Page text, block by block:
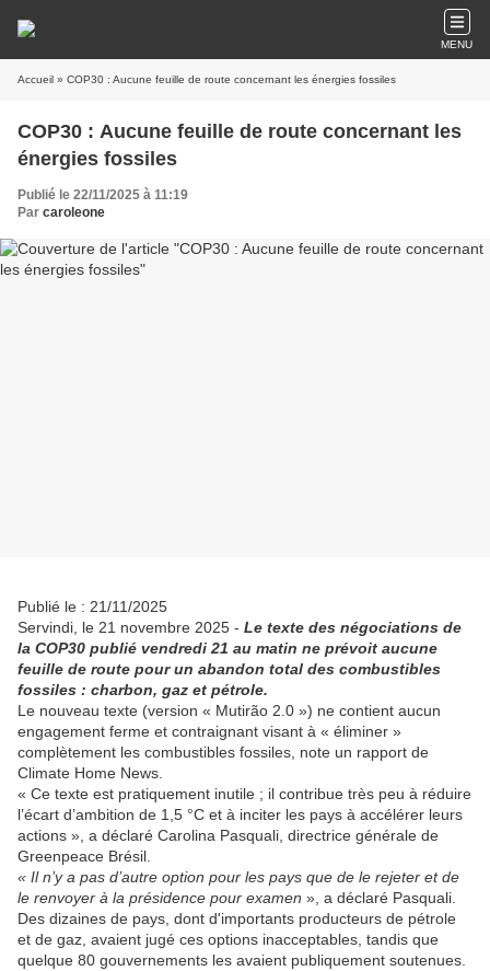
MENU
Accueil » COP30 : Aucune feuille de route concernant les énergies fossiles
COP30 : Aucune feuille de route concernant les
énergies fossiles
Publié le 22/11/2025 à 11:19
Par caroleone
Publié le : 21/11/2025
Servindi, le 21 novembre 2025 - Le texte des négociations de
la COP30 publié vendredi 21 au matin ne prévoit aucune
feuille de route pour un abandon total des combustibles
fossiles : charbon, gaz et pétrole.
Le nouveau texte (version « Mutirão 2.0 ») ne contient aucun
engagement ferme et contraignant visant à « éliminer »
complètement les combustibles fossiles, note un rapport de
Climate Home News.
« Ce texte est pratiquement inutile ; il contribue très peu à réduire
l’écart d’ambition de 1,5 °C et à inciter les pays à accélérer leurs
actions », a déclaré Carolina Pasquali, directrice générale de
Greenpeace Brésil.
« Il n’y a pas d’autre option pour les pays que de le rejeter et de
le renvoyer à la présidence pour examen », a déclaré Pasquali.
Des dizaines de pays, dont d'importants producteurs de pétrole
et de gaz, avaient jugé ces options inacceptables, tandis que
quelque 80 gouvernements les avaient publiquement soutenues.